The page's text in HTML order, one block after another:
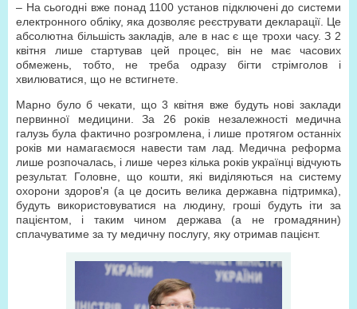
– На сьогодні вже понад 1100 установ підключені до системи
електронного обліку, яка дозволяє реєструвати декларації. Це
абсолютна більшість закладів, але в нас є ще трохи часу. З 2
квітня лише стартував цей процес, він не має часових
обмежень, тобто, не треба одразу бігти стрімголов і
хвилюватися, що не встигнете.
Марно було б чекати, що 3 квітня вже будуть нові заклади
первинної медицини. За 26 років незалежності медична
галузь була фактично розгромлена, і лише протягом останніх
років ми намагаємося навести там лад. Медична реформа
лише розпочалась, і лише через кілька років українці відчують
результат. Головне, що кошти, які виділяються на систему
охорони здоров'я (а це досить велика державна підтримка),
будуть використовуватися на людину, гроші будуть іти за
пацієнтом, і таким чином держава (а не громадянин)
сплачуватиме за ту медичну послугу, яку отримав пацієнт.